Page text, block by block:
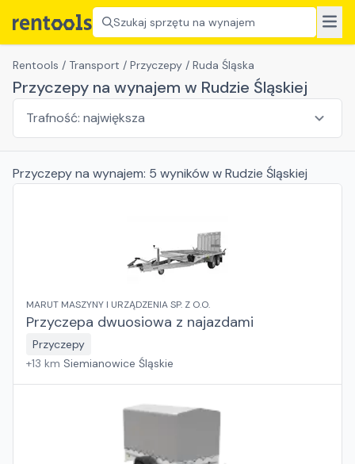
Szukaj sprzętu na wynajem
Rentools / Transport / Przyczepy / Ruda Śląska
Przyczepy na wynajem w Rudzie Śląskiej
Przyczepyna wynajem: 5 wynikóww Rudzie Śląskiej
MARUT MASZYNY I URZĄDZENIA SP. Z O.O.
Przyczepa dwuosiowa z najazdami
Przyczepy
+13 km Siemianowice Śląskie